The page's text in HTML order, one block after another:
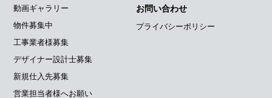
動画ギャラリー
物件募集中
工事業者様募集
デザイナー設計士募集
新規仕入先募集
営業担当者様へお願い
お問い合わせ
プライバシーポリシー